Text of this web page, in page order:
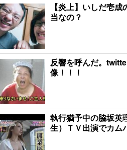
【炎上】いしだ壱
当なの？
反響を呼んだ。
像！！！
執行猶予中の脇坂英
生）ＴＶ出演でカム